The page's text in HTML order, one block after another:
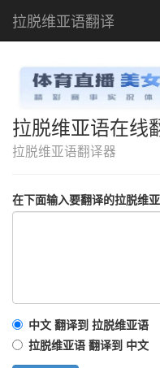
拉脱维亚语翻译
拉脱维亚语在线
拉脱维亚语翻译器
在下面输入要翻译的拉脱维
中文 翻译到 拉脱维亚语
拉脱维亚语 翻译到 中文